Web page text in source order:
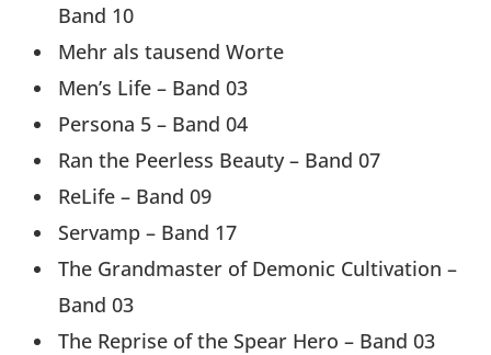
Band 10
Mehr als tausend Worte
Men’s Life – Band 03
Persona 5 – Band 04
Ran the Peerless Beauty – Band 07
ReLife – Band 09
Servamp – Band 17
The Grandmaster of Demonic Cultivation –
Band 03
The Reprise of the Spear Hero – Band 03